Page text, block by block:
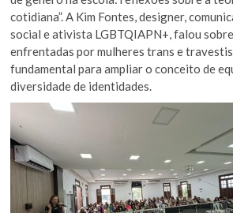
cotidiana”. A Kim Fontes, designer,
social e ativista LGBTQIAPN+, falou
enfrentadas por mulheres trans e
fundamental para ampliar o conceito de
diversidade de identidades.